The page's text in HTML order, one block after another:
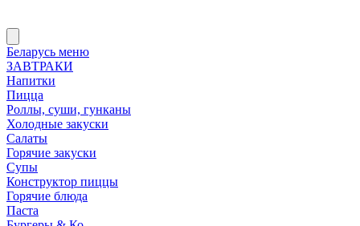
Беларусь меню
ЗАВТРАКИ
Напитки
Пицца
Роллы, суши, гунканы
Холодные закуски
Салаты
Горячие закуски
Супы
Конструктор пиццы
Горячие блюда
Паста